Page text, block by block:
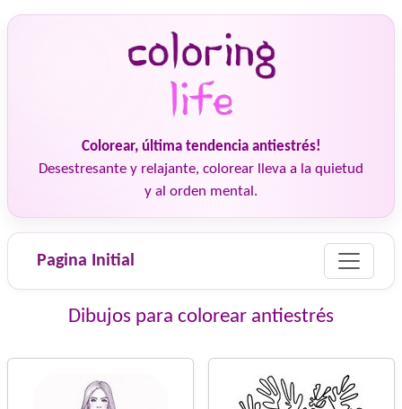
Colorear, última tendencia antiestrés!
Desestresante y relajante, colorear lleva a la quietud
y al orden mental.
Pagina Initial
Dibujos para colorear antiestrés